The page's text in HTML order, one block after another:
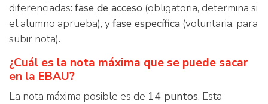
diferenciadas: fase de acceso (obligatoria, determina si
el alumno aprueba), yfase específica (voluntaria, para
subir nota).
¿Cuál es la nota máxima que se puede sacar
en la EBAU?
La nota máxima posible es de 14 puntos. Esta